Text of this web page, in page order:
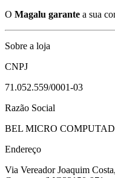
O Magalu garante a sua
Sobre a loja
CNPJ
71.052.559/0001-03
Razão Social
BEL MICRO
Endereço
Via Vereador Joaquim